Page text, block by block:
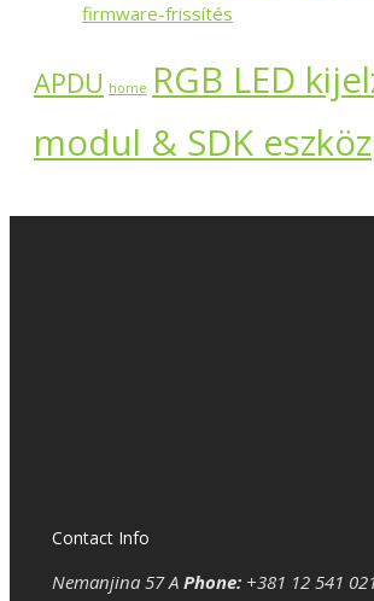
firmware-frissítés
APDU home RGB LED
modul & SDK eszköz
Contact Info
Nemanjina 57 A Phone:+381 12 541